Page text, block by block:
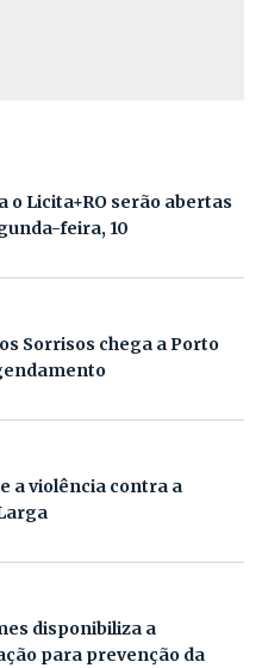
o Licita+RO serão abertas
feira, 10
Sorrisos chega a Porto
a violência contra a
disponibiliza a
para prevenção da